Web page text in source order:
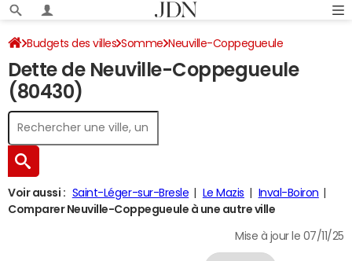
Budgets des villes Somme Neuville-Coppegueule
Dette au 31/12/2024
Dette de Neuville-Coppegueule
(80430)
Voir aussi : Saint-Léger-sur-Bresle Le Mazis
Inval-Boiron
Comparer Neuville-Coppegueule à une autre ville
Mise à jour le 07/11/25